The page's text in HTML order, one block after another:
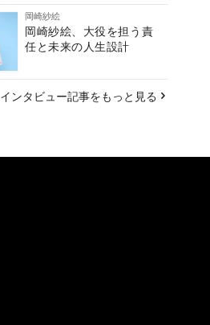
岡崎紗絵
岡崎紗絵、大役を担う責
任と未来の人生設計
インタビュー記事をもっと見る